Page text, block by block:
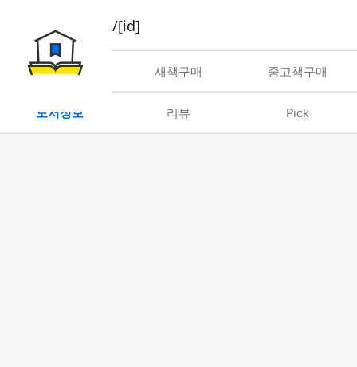
book/rent/[id]
대여 새책구매 중고책구매
도서정보 리뷰 Pick